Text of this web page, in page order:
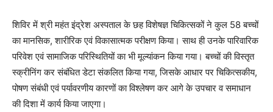
शिविर में श्री महंत इंद्रेश अस्पताल के छह विशेषज्ञ चिकित्सकों ने कुल 58 बच्चों
का मानसिक, शारीरिक एवं विकासात्मक परीक्षण किया। साथ ही उनके पारिवारिक
परिवेश एवं सामाजिक परिस्थितियों का भी मूल्यांकन किया गया। बच्चों की विस्तृत
स्क्रीनिंग कर संबंधित डेटा संकलित किया गया, जिसके आधार पर चिकित्सकीय,
पोषण संबंधी एवं पर्यावरणीय कारणों का विश्लेषण कर आगे के उपचार व समाधान
की दिशा में कार्य किया जाएगा।